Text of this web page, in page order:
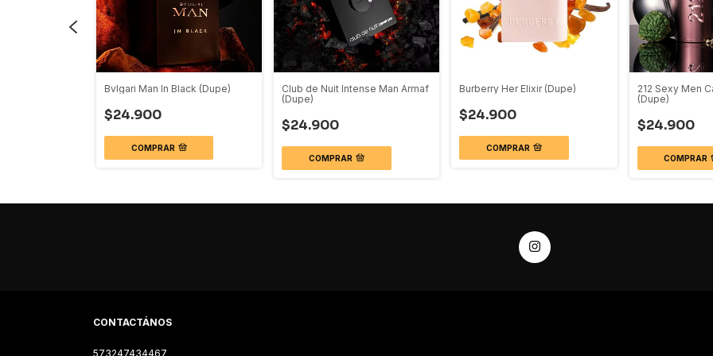
Bvlgari Man In Black (Dupe)
$24.900
COMPRAR
Club de Nuit Intense Man Armaf
(Dupe)
$24.900
COMPRAR
Burberry Her Elixir (Dupe)
$24.900
COMPRAR
212 Sexy Men
(Dupe)
$24.900
COMPRAR
CONTACTÁNOS
573247434467